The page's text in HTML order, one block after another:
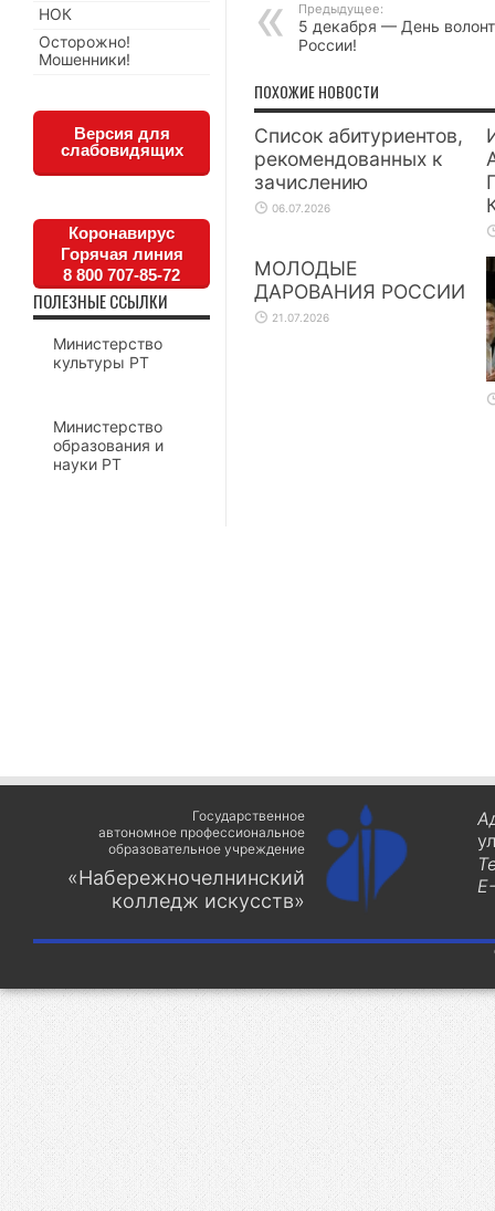
Предыдущее:
5 декабря — День
России!
ПОХОЖИЕ НОВОСТИ
Список абитуриентов,
рекомендованных к
зачислению
06.07.2026
МОЛОДЫЕ
ДАРОВАНИЯ РОССИИ
21.07.2026
НОК
Осторожно!
Мошенники!
Версия для
слабовидящих
Коронавирус
Горячая линия
8 800 707-85-72
ПОЛЕЗНЫЕ ССЫЛКИ
Министерство
культуры РТ
Министерство
образования и
науки РТ
Государственное
автономное профессиональное
образовательное учреждение
«Набережночелнинский
колледж искусств»